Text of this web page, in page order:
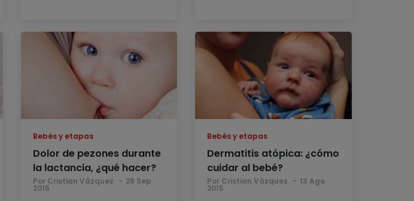
Bebés y etapas
Dolor de pezones durante
la lactancia, ¿qué hacer?
Por Cristian Vázquez 28 Sep
2015
Bebés y etapas
Dermatitis atópica: ¿cómo
cuidar al bebé?
Por Cristian Vázquez 13 Ago
2015